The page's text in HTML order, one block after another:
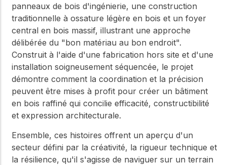
panneaux de bois d'ingénierie, une construction
traditionnelle à ossature légère en bois et un foyer
central en bois massif, illustrant une approche
délibérée du "bon matériau au bon endroit".
Construit à l'aide d'une fabrication hors site et d'une
installation soigneusement séquencée, le projet
démontre comment la coordination et la précision
peuvent être mises à profit pour créer un bâtiment
en bois raffiné qui concilie efficacité, constructibilité
et expression architecturale.
Ensemble, ces histoires offrent un aperçu d'un
secteur défini par la créativité, la rigueur technique et
la résilience, qu'il s'agisse de naviguer sur un terrain